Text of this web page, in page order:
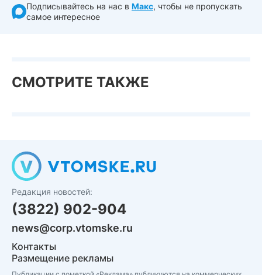
Подписывайтесь на нас в Макс, чтобы не пропускать
самое интересное
СМОТРИТЕ ТАКЖЕ
Редакция новостей:
(3822) 902-904
news@corp.vtomske.ru
Контакты
Размещение рекламы